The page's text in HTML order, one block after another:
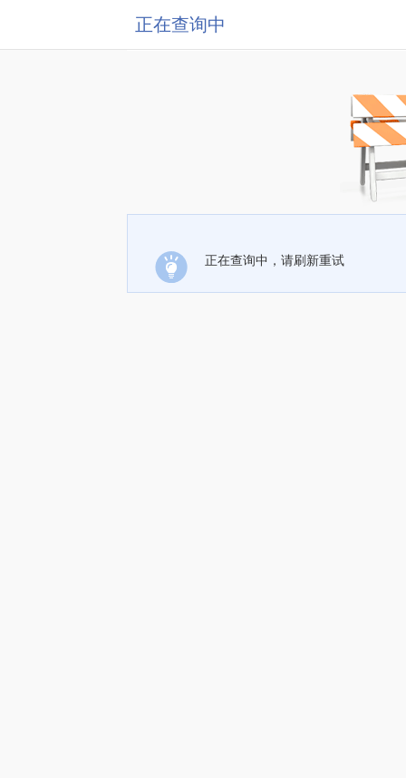
正在查询中
正在查询中，请刷新重试